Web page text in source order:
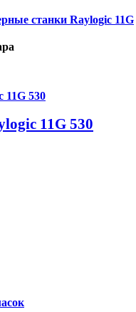
станки Raylogic 11G
11G 530